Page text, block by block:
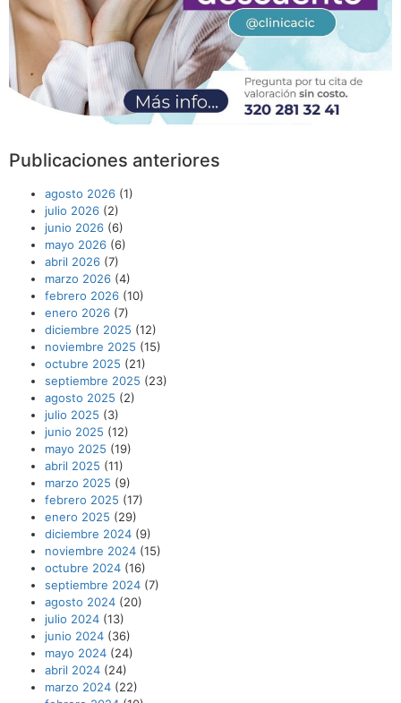
Publicaciones anteriores
agosto 2026 (1)
julio 2026 (2)
junio 2026 (6)
mayo 2026 (6)
abril 2026 (7)
marzo 2026 (4)
febrero 2026 (10)
enero 2026 (7)
diciembre 2025 (12)
noviembre 2025 (15)
octubre 2025 (21)
septiembre 2025 (23)
agosto 2025 (2)
julio 2025 (3)
junio 2025 (12)
mayo 2025 (19)
abril 2025 (11)
marzo 2025 (9)
febrero 2025 (17)
enero 2025 (29)
diciembre 2024 (9)
noviembre 2024 (15)
octubre 2024 (16)
septiembre 2024 (7)
agosto 2024 (20)
julio 2024 (13)
junio 2024 (36)
mayo 2024 (24)
abril 2024 (24)
marzo 2024 (22)